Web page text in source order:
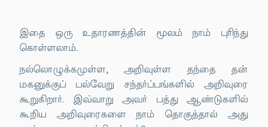
இதை ஒரு உதாரணத்தின் மூலம் நாம் புரிந்து
கொள்ளலாம்.
நல்லொழுக்கமுள்ள, அறிவுள்ள தந்தை தன்
மகனுக்குப் பல்வேறு சந்தர்ப்பங்களில் அறிவுரை
கூறுகிறார். இவ்வாறு அவர் பத்து ஆண்டுகளில்
கூறிய அறிவுரைகளை நாம் தொகுத்தால் அது